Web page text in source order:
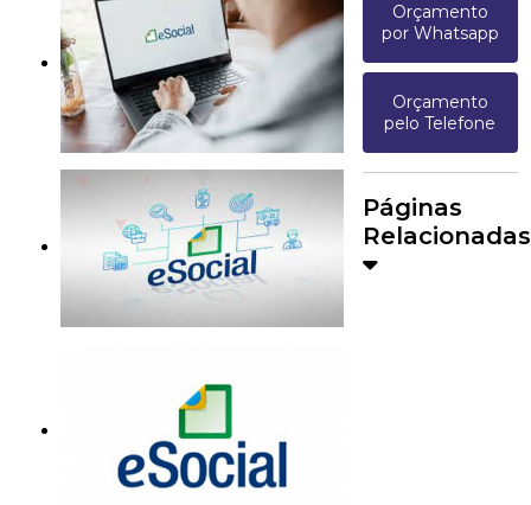
Orçamento
por Whatsapp
Orçamento
pelo Telefone
Páginas
Relacionadas